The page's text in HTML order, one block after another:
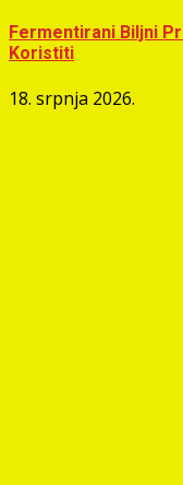
Fermentirani Biljni
Koristiti
18. srpnja 2026.